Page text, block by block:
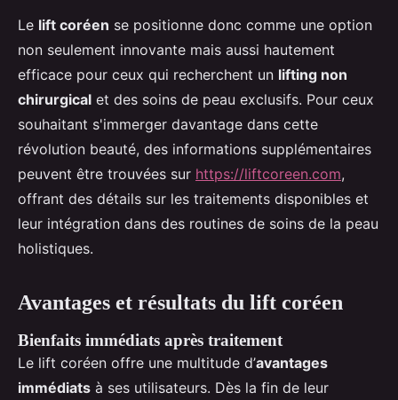
Le lift coréen se positionne donc comme une option
non seulement innovante mais aussi hautement
efficace pour ceux qui recherchent un lifting non
chirurgical et des soins de peau exclusifs. Pour ceux
souhaitant s'immerger davantage dans cette
révolution beauté, des informations supplémentaires
peuvent être trouvées sur https://liftcoreen.com,
offrant des détails sur les traitements disponibles et
leur intégration dans des routines de soins de la peau
holistiques.
Avantages et résultats du lift coréen
Bienfaits immédiats après traitement
Le lift coréen offre une multitude d’avantages
immédiats à ses utilisateurs. Dès la fin de leur